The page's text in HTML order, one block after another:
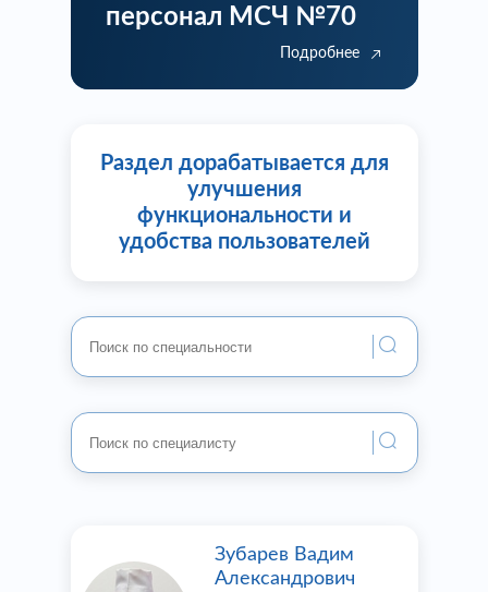
персонал МСЧ №70
Подробнее
Раздел дорабатывается для
улучшения
функциональности и
удобства пользователей
Зубарев Вадим
Александрович